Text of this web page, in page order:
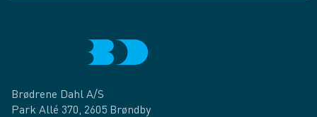
Brødrene Dahl A/S
Park Allé 370, 2605 Brøndby